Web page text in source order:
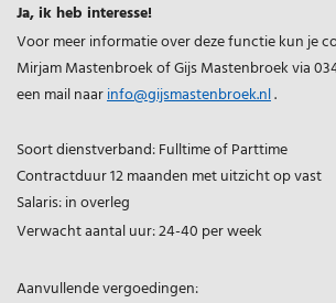
Ja, ik heb interesse!
Voor meer informatie over deze functie kun je
Mirjam Mastenbroek of Gijs Mastenbroek via
een mail naarinfo@gijsmastenbroek.nl.
Soort dienstverband: Fulltime of Parttime
Contractduur 12 maanden met uitzicht op vast
Salaris: in overleg
Verwacht aantal uur: 24-40 per week
Aanvullende vergoedingen: